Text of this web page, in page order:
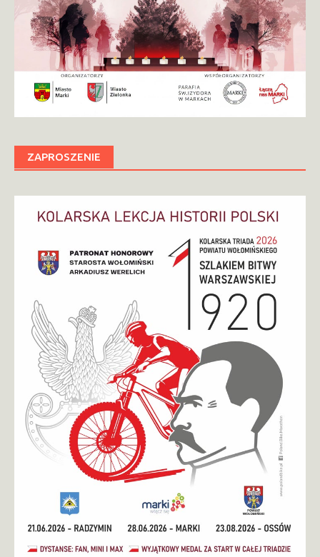
ZAPROSZENIE